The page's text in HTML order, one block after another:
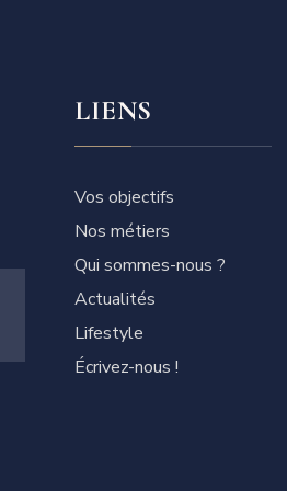
LIENS
Vos objectifs
Nos métiers
Qui sommes-nous ?
Actualités
Lifestyle
Écrivez-nous !